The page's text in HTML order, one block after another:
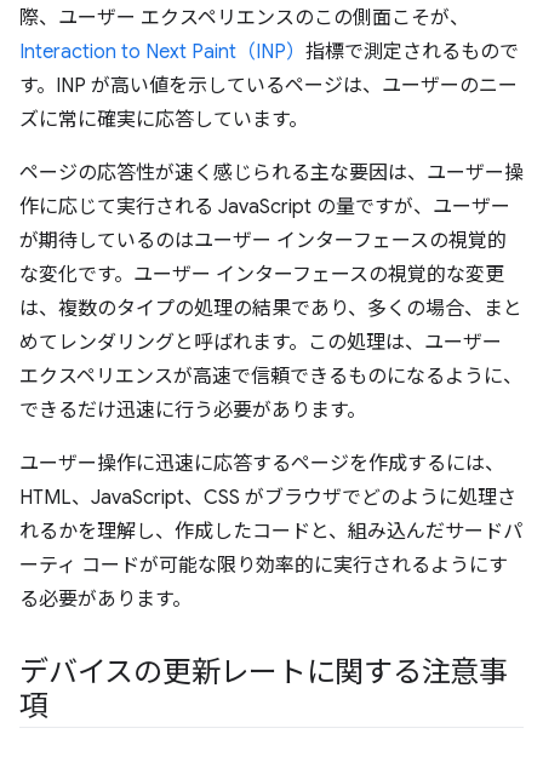
際、ユーザー エクスペリエンスのこの側面こそが、
Interaction to Next Paint（INP） 指標で測定されるもので
す。INP が高い値を示しているページは、ユーザーのニー
ズに常に確実に応答しています。
ページの応答性が速く感じられる主な要因は、ユーザー操
作に応じて実行される JavaScript の量ですが、ユーザー
が期待しているのはユーザー インターフェースの視覚的
な変化です。ユーザー インターフェースの視覚的な変更
は、複数のタイプの処理の結果であり、多くの場合、まと
めてレンダリングと呼ばれます。この処理は、ユーザー
エクスペリエンスが高速で信頼できるものになるように、
できるだけ迅速に行う必要があります。
ユーザー操作に迅速に応答するページを作成するには、
HTML、JavaScript、CSS がブラウザでどのように処理さ
れるかを理解し、作成したコードと、組み込んだサードパ
ーティ コードが可能な限り効率的に実行されるようにす
る必要があります。
デバイスの更新レートに関する注意事
項